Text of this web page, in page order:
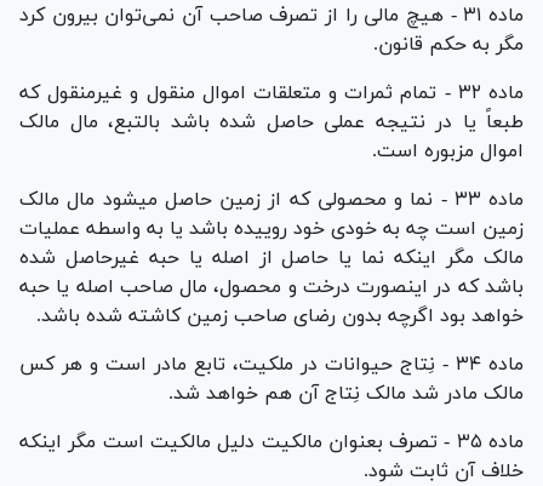
ماده ۳۱ - هیچ مالی را از تصرف صاحب آن نمی‌توان بیرون کرد
مگر به حکم قانون.
ماده ۳۲ - تمام ثمرات و متعلقات اموال منقول و غیرمنقول که
طبعاً یا در نتیجه عملی حاصل شده باشد بالتبع، مال مالک
اموال مزبوره است.
ماده ۳۳ - نما و محصولی که از زمین حاصل میشود مال مالک
زمین است چه به خودی خود روییده باشد یا به واسطه عملیات
مالک مگر اینکه نما یا حاصل از اصله یا حبه غیرحاصل شده
باشد که در اینصورت درخت و محصول، مال صاحب اصله یا حبه
خواهد بود اگرچه بدون رضای صاحب زمین کاشته شده باشد.
ماده ۳۴ - نِتاج حیوانات در ملکیت، تابع مادر است و هر کس
مالک مادر شد مالک نِتاج آن هم خواهد شد.
ماده ۳۵ - تصرف بعنوان مالکیت دلیل مالکیت است مگر اینکه
خلاف آن ثابت شود.